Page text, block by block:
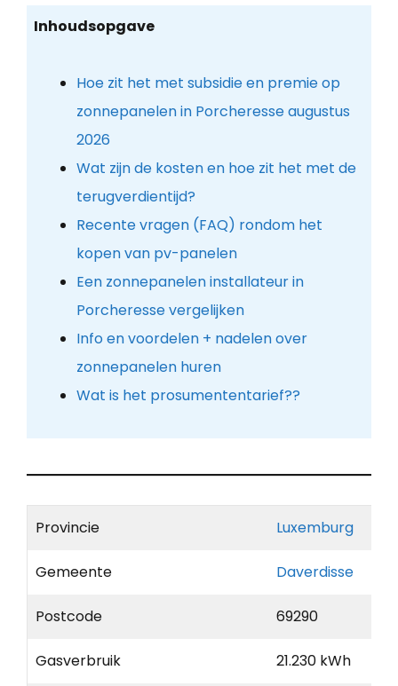
Inhoudsopgave
Hoe zit het met subsidie en premie op
zonnepanelen in Porcheresse augustus
2026
Wat zijn de kosten en hoe zit het met de
terugverdientijd?
Recente vragen (FAQ) rondom het
kopen van pv-panelen
Een zonnepanelen installateur in
Porcheresse vergelijken
Info en voordelen + nadelen over
zonnepanelen huren
Wat is het prosumententarief??
Provincie Luxemburg
Gemeente Daverdisse
Postcode 69290
Gasverbruik 21.230 kWh